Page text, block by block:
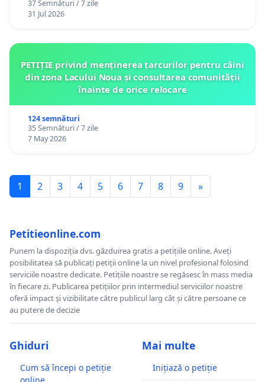
12 ani
37 Semnături / 7 zile
31 Jul 2026
PETIȚIE privind menținerea țarcurilor pentru câini
din zona Lacului Noua și consultarea comunității
înainte de orice relocare
124 semnături
35 Semnături / 7 zile
7 May 2026
1 2 3 4 5 6 7 8 9 »
Petitieonline.com
Punem la dispoziția dvs. găzduirea gratis a petițiile online. Aveți
posibilitatea să publicați petiții online la un nivel profesional folosind
serviciile noastre dedicate. Petițiile noastre se regăsesc în mass media
în fiecare zi. Publicarea petițiilor prin intermediul serviciilor noastre
oferă impact și vizibilitate către publicul larg cât și către persoane ce
au putere de decizie
Ghiduri
Cum să începi o petiție
online
Mai multe
Inițiază o petiție